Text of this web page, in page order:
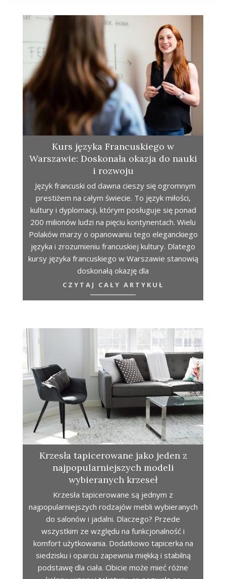
Kurs języka Francuskiego w
Warszawie: Doskonała okazja do nauki
i rozwoju
Język francuski od dawna cieszy się ogromnym
prestiżem na całym świecie. To język miłości,
kultury i dyplomacji, którym posługuje się ponad
200 milionów ludzi na pięciu kontynentach. Wielu
Polaków marzy o opanowaniu tego eleganckiego
języka i zrozumieniu francuskiej kultury. Dlatego
kursy języka francuskiego w Warszawie stanowią
doskonałą okazję dla
CZYTAJ CAŁY ARTYKUŁ
Krzesła tapicerowane jako jeden z
najpopularniejszych modeli
wybieranych krzeseł
Krzesła tapicerowane są jednym z
najpopularniejszych rodzajów mebli wybieranych
do salonów i jadalni. Dlaczego? Przede
wszystkim ze względu na funkcjonalność i
komfort użytkowania. Dodatkowo tapicerka na
siedzisku i oparciu zapewnia miękką i stabilną
podstawę dla ciała. Obicie może mieć różne